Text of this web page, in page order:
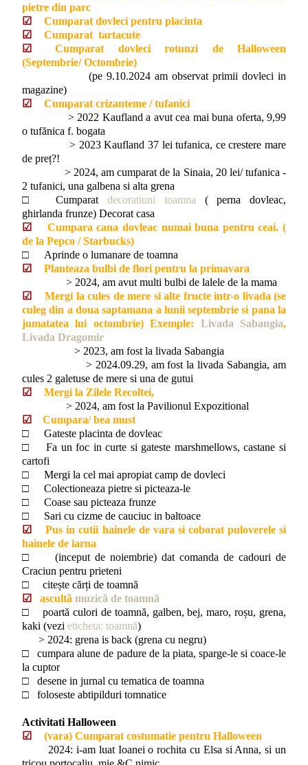
pietre din parc
☑
Cumparat dovleci pentru placinta
☑
Cumparat tartacute
☑
Cumparat dovleci rotunzi de Halloween
(Septembrie/ Octombrie)
(pe 9.10.2024 am observat primii dovleci in
magazine)
☑
Cumparat crizanteme / tufanici
> 2022 Kaufland a avut cea mai buna oferta, 9,99
o tufănica f. bogata
> 2023 Kaufland 37 lei tufanica, ce crestere mare
de preț?!
> 2024, am cumparat de la Sinaia, 20 lei/ tufanica -
2 tufanici, una galbena si alta grena
□ Cumparatdecoratiuni toamna ( perna dovleac,
ghirlanda frunze) Decorat casa
☑
Cumpara cana dovleac numai buna pentru ceai. (
de la Pepco / Starbucks)
Aprinde o lumanare de toamna
☑
Planteaza bulbi de flori pentru la primavara
> 2024, am avut multi bulbi de lalele de la mama
☑
Mergi la cules de mere si alte fructe intr-o livada (se
culeg din a doua saptamana a lunii septembrie si pana la
jumatatea lui octombrie) Exemple:
Livada Sabangia,
Livada Dragomir
> 2023, am fost la livada Sabangia
> 2024.09.29, am fost la livada Sabangia, am
cules 2 galetuse de mere si una de gutui
☑
Mergi la Zilele Recoltei,
> 2024, am fost la Pavilionul Expozitional
☑
Cumpara/ bea must
□
Gateste placinta de dovleac
□
Fa un foc in curte si gateste marshmellows, castane si
cartofi
□
Mergi la cel mai apropiat camp de dovleci
□
Colectioneaza pietre si picteaza-le
□
Coase sau picteaza frunze
□
Sari cu cizme de cauciuc in baltoace
☑
Pus in cutii hainele de vara si coborat puloverele si
hainele de iarna
□ (inceput de noiembrie) dat comanda de cadouri de
Craciun pentru prieteni
□ citește cărți de toamnă
☑
ascultă muzică de toamnă
□poartă culori de toamnă, galben, bej, maro, roșu, grena,
kaki (vezi eticheta: toamnă)
> 2024: grena is back (grena cu negru)
□
cumpara alune de padure de la piata, sparge-le si coace-le
la cuptor
□
desene in jurnal cu tematica de toamna
□
foloseste abtipilduri tomnatice
Activitati Halloween
☑
(vara) Cumparat costumatie pentru Halloween
2024: i-am luat Ioanei o rochita cu Elsa si Anna, si un